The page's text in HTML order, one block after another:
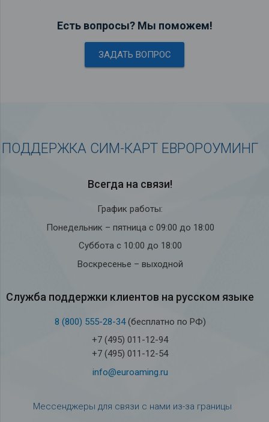
Есть вопросы? Мы поможем!
ЗАДАТЬ ВОПРОС
ПОДДЕРЖКА СИМ-КАРТ ЕВРОРОУМИНГ
Всегда на связи!
График работы:
Понедельник – пятница с 09:00 до 18:00
Суббота с 10:00 до 18:00
Воскресенье – выходной
Служба под­держки кли­ен­тов на рус­ском языке
8 (800) 555-28-34(бесплатно по РФ)
+7 (495) 011-12-94
+7 (495) 011-12-54
info@euroaming.ru
Мессенджеры для связи с нами из-за границы